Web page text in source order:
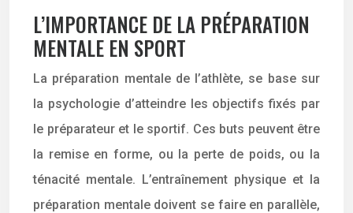
L’IMPORTANCE DE LA PRÉPARATION
MENTALE EN SPORT
La préparation mentale de l’athlète, se base sur
la psychologie d’atteindre les objectifs fixés par
le préparateur et le sportif. Ces buts peuvent être
la remise en forme, ou la perte de poids, ou la
ténacité mentale. L’entraînement physique et la
préparation mentale doivent se faire en parallèle,